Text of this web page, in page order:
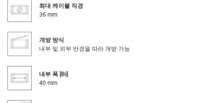
최대 케이블 직경
36 mm
개방 방식
내부 및 외부 반경을 따라 개방 가능
내부 폭 [Bi]
40 mm